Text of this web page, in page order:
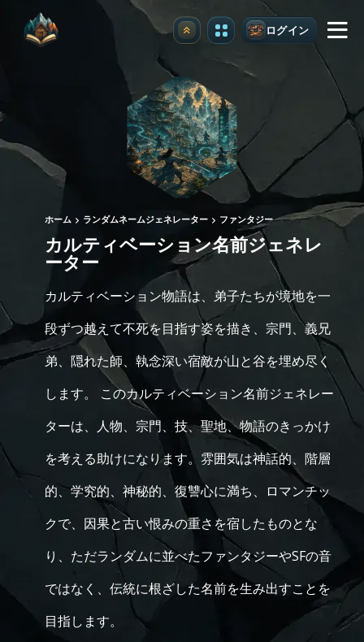
アップグレード ログイン
ホーム ランダムネームジェネレーター ファンタジー
カルティベーション名前ジェネレ
ーター
カルティベーション物語は、弟子たちが境地を一
段ずつ越えて不死を目指す姿を描き、宗門、義兄
弟、隠れた師、執念深い宿敵が山と谷を埋め尽く
します。 このカルティベーション名前ジェネレー
ターは、人物、宗門、技、聖地、物語のきっかけ
を考える助けになります。雰囲気は神話的、階層
的、学究的、神秘的、復讐心に満ち、ロマンチッ
クで、因果と古い恨みの重さを宿したものとな
り、ただランダムに並べたファンタジーやSFの音
ではなく、伝統に根ざした名前を生み出すことを
目指します。